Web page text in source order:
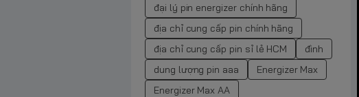
đại lý pin energizer chính hãng
địa chỉ cung cấp pin chính hãng
địa chỉ cung cấp pin sỉ lẻ HCM
đình
dung lượng pin aaa
Energizer Max
Energizer Max AA